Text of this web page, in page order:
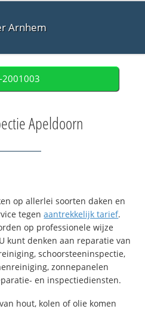
Arnhem
Apeldoorn
op allerlei soorten daken en
tegenaantrekkelijk tarief.
op professionele wijze
kunt denken aan reparatie van
schoorsteeninspectie,
zonnepanelen
en inspectiediensten.
hout, kolen of olie komen